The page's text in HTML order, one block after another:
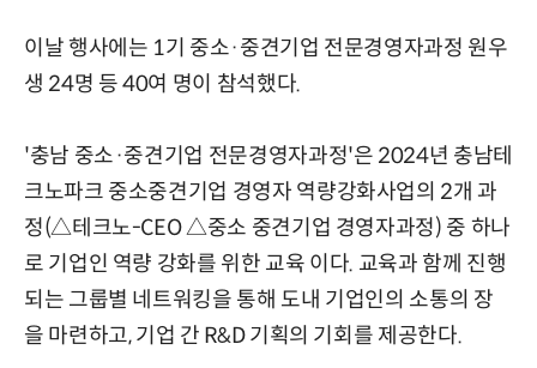
이날 행사에는 1기 중소·중견기업 전문경영자과정 원우
생 24명 등 40여 명이 참석했다.
'충남 중소·중견기업 전문경영자과정'은 2024년 충남테
크노파크 중소중견기업 경영자 역량강화사업의 2개 과
정(△테크노-CEO △중소 중견기업 경영자과정) 중 하나
로 기업인 역량 강화를 위한 교육 이다. 교육과 함께 진행
되는 그룹별 네트워킹을 통해 도내 기업인의 소통의 장
을 마련하고, 기업 간 R&D 기획의 기회를 제공한다.